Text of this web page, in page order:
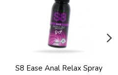
S8 Ease Anal Relax Spray